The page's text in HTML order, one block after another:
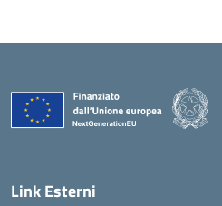
Link Esterni